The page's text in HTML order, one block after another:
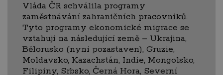
Vláda ČR schválila programy
zaměstnávání zahraničních pracovníků.
Tyto programy ekonomické migrace se
vztahují na následující země – Ukrajina,
Bělorusko (nyní pozastaven), Gruzie,
Moldavsko, Kazachstán, Indie, Mongolsko,
Filipíny, Srbsko, Černá Hora, Severní